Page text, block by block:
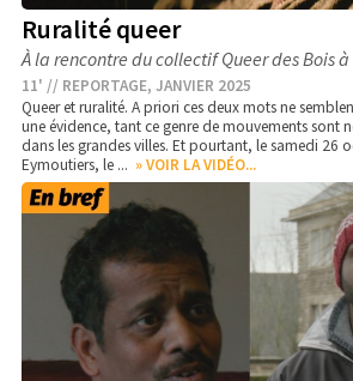
Ruralité queer
À la rencontre du collectif Queer des Bois
11' // REPORTAGE, JANVIER 2025
Queer et ruralité. A priori ces deux mots ne
une évidence, tant ce genre de mouvements sont
dans les grandes villes. Et pourtant, le samedi 26
Eymoutiers, le ... » VOIR LA VIDÉO...